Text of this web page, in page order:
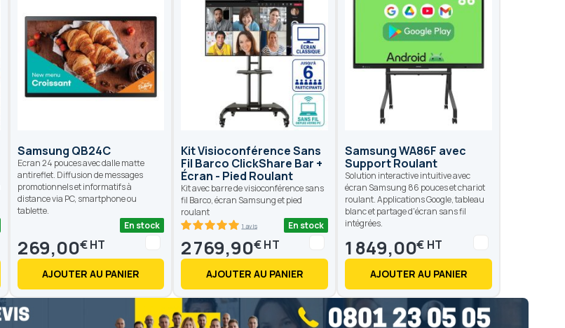
Samsung QB24C
Ecran 24 pouces avec dalle matte
antireflet. Diffusion de messages
promotionnels et informatifs à
distance via PC, smartphone ou
tablette.
En stock
269,00€
AJOUTER AU PANIER
Kit Visioconférence Sans
Fil Barco ClickShare Bar +
Écran - Pied Roulant
Kit avec barre de visioconférence sans
fil Barco, écran Samsung et pied
roulant
1 avis En stock
2 769,90€
AJOUTER AU PANIER
Samsung WA86F avec
Support Roulant
Solution interactive intuitive avec
écran Samsung 86 pouces et chariot
roulant. Applications Google, tableau
blanc et partage d'écran sans fil
intégrées.
1 849,00€
AJOUTER AU PANIER